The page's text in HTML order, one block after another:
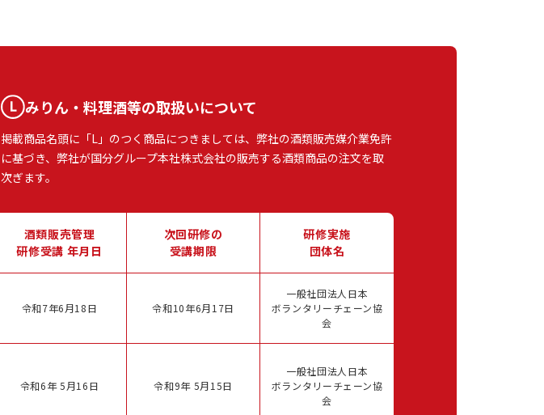
みりん・料理酒等の取扱いについて
掲載商品名頭に「L」のつく商品につきましては、弊社の酒類販売媒介業免許
に基づき、弊社が国分グループ本社株式会社の販売する酒類商品の注文を取
次ぎます。
酒類販売管理
研修受講 年月日
次回研修の
受講期限
研修実施
団体名
令和7年6月18日 令和10年6月17日
一般社団法人日本
ボランタリーチェーン協
会
令和6年 5月16日 令和9年 5月15日
一般社団法人日本
ボランタリーチェーン協
会